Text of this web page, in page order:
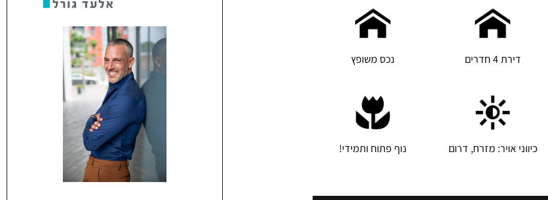
דירת 4 חדרים נכס משופץ
כיווני אויר: מזרח, דרום נוף פתוח ותמידי!